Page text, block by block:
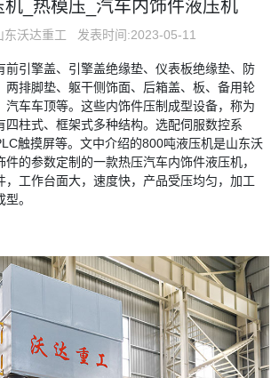
机_热模压_汽车内饰件液压机
东沃达重工 发表时间:2023-05-11
前引擎盖、引擎盖绝缘垫、仪表板绝缘垫、防
两排脚垫、躯干侧饰面、后箱盖、板、备用轮
汽车车顶等。这些内饰件压制成型设备，称为
四柱式、框架式多种结构。选配伺服数控系
触摸屏等。文中介绍的800吨液压机是山东沃
的参数定制的一款热压汽车内饰件液压机，
，工作台面大，速度快，产品受压均匀，加工
。